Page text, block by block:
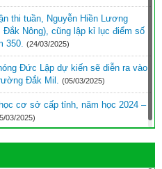
thi tuần, Nguyễn Hiền Lương
Nông), cũng lập kỉ lục điểm số
350.
(24/03/2025)
Đức Lập dự kiến sẽ diễn ra vào
Đắk Mil.
(05/03/2025)
cơ sở cấp tỉnh, năm học 2024 –
03/2025)